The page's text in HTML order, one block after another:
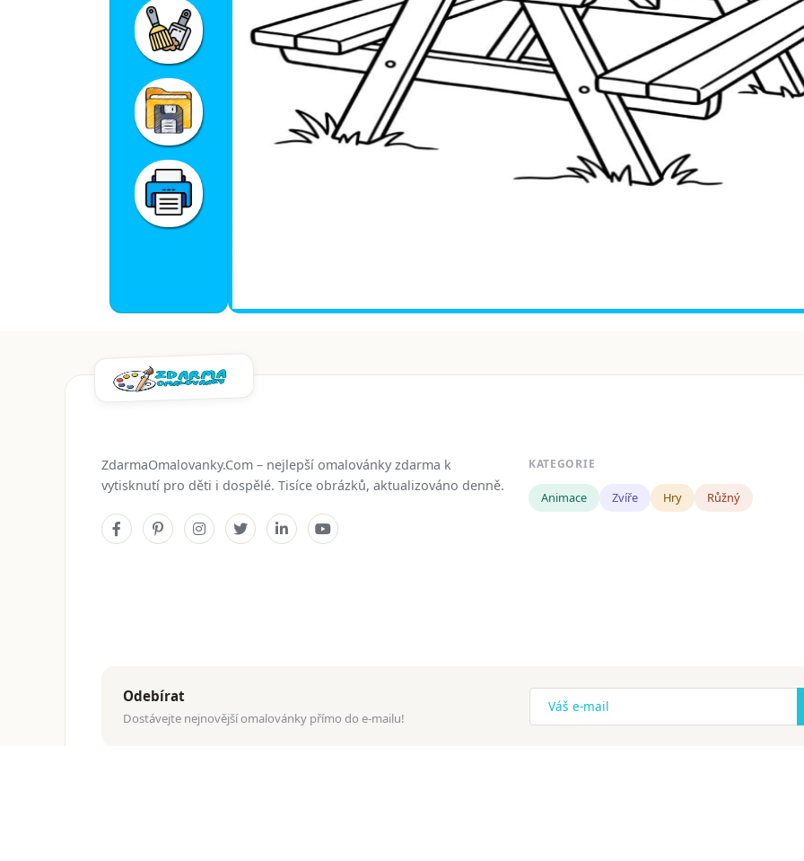
ZdarmaOmalovanky.Com – nejlepší omalovánky zdarma k
vytisknutí pro děti i dospělé. Tisíce obrázků, aktualizováno denně.
KATEGORIE
Animace Zvíře Hry Růžný
Odebírat
Dostávejte nejnovější omalovánky přímo do e-mailu!